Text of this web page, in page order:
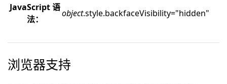
JavaScript 语
法：
object.style.backfaceVisibility="hidden"
浏览器支持